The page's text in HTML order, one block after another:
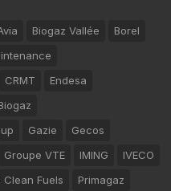
Biogaz Vallée
Borel
CRMT
Endesa
Gazie
Gecos
Groupe VTE IMING
IVECO
Clean Fuels Primagaz